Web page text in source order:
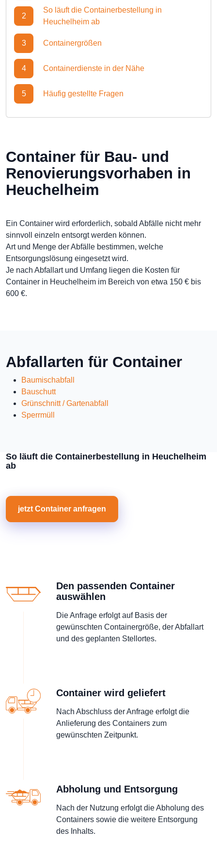
2
So läuft die Containerbestellung in
Heuchelheim ab
3 Containergrößen
4 Containerdienste in der Nähe
5 Häufig gestellte Fragen
Container für Bau- und
Renovierungsvorhaben in
Heuchelheim
Ein Container wird erforderlich, sobald Abfälle nicht mehr
sinnvoll einzeln entsorgt werden können.
Art und Menge der Abfälle bestimmen, welche
Entsorgungslösung eingesetzt wird.
Je nach Abfallart und Umfang liegen die Kosten für
Container in Heuchelheim im Bereich von etwa 150 € bis
600 €.
Abfallarten für Container
Baumischabfall
Bauschutt
Grünschnitt / Gartenabfall
Sperrmüll
So läuft die Containerbestellung in Heuchelheim
ab
jetzt Container anfragen
Den passenden Container
auswählen
Die Anfrage erfolgt auf Basis der
gewünschten Containergröße, der Abfallart
und des geplanten Stellortes.
Container wird geliefert
Nach Abschluss der Anfrage erfolgt die
Anlieferung des Containers zum
gewünschten Zeitpunkt.
Abholung und Entsorgung
Nach der Nutzung erfolgt die Abholung des
Containers sowie die weitere Entsorgung
des Inhalts.